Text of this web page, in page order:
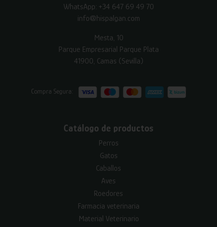
WhatsApp: +34 647 69 49 70
info@hispalgan.com
Mesta, 10
Parque Empresarial Parque Plata
41900, Camas (Sevilla)
Compra Segura:
Catálogo de productos
Perros
Gatos
Caballos
Aves
Roedores
Farmacia veterinaria
Material Veterinario